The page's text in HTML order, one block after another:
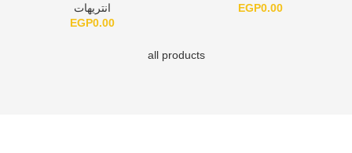
EGP0.00
انتريهات
EGP0.00
all products